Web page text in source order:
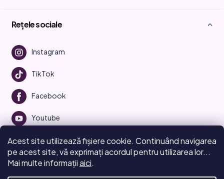
Acest site utilizează fișiere cookie. Continuând navigarea
pe acest site, vă exprimați acordul pentru utilizarea lor...
Mai multe informațiiaici.
Rețele sociale
Instagram
TikTok
Facebook
Youtube